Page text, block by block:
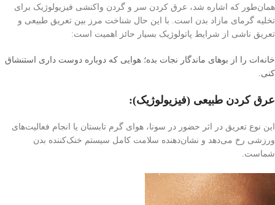
همان‌طور که اشاره شد، عرق کردن سر و گردن واکنشی فیزیولوژیک برای
تخلیه گرمای مازاد بدن است. با این حال شناخت مرز بین تعریق طبیعی و
تعریق ناشی از شرایط پاتولوژیک بسیار حائز اهمیت است:
خانه‌ات را از بوهای ماندگار نجات بده؛ هوایی که دوباره دوست داری استنشاق
کنی.
عرق کردن طبیعی (فیزیولوژیک):
این نوع تعریق در اثر حضور در سونا، هوای گرم تابستان یا انجام فعالیت‌های
ورزشی رخ می‌دهد و نشان‌دهنده سلامت کامل سیستم خنک‌کننده بدن
شماست.